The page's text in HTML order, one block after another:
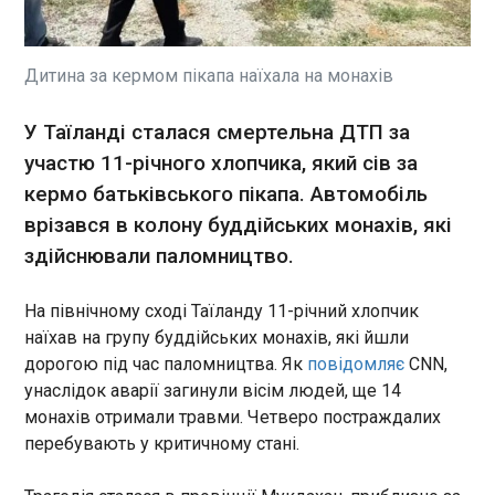
Азербайджану, Узбекистану та Туркменістану за
допомогою для забезпечення стабільних
поставок палива. Про це повідомило Міненерго
залежить від імпорту нафтопродуктів,
одержуючи понад 90% бензину ⁠з Росії, яка ‌з
кінця травня ‌зіткнулася з дефіцитом палива
через скорочення виробництва на тлі атак на
НПЗ.
ЧИТАТЬ
Рекордна за 20 років кількість росіян
заявила про падіння рівня життя
15:51:15
досягла максимуму за 20 років спостережень.
Це показало опитування дослідницької служби
Gallup, пише The Moscow Times в четвер, 2
липня. На даний момент про зниження життєвих
стандартів повідомляють 56% росіян - на 13
процентних пунктів більше, ніж роком раніше, на
22 п. п. більше, ніж у 2022 році, і втричі більше,
ЧИТАТЬ
дронів до України
Дитина за кермом пікапа наїхала на монахів
У Таїланді сталася смертельна ДТП за
участю 11-річного хлопчика, який сів за
кермо батьківського пікапа. Автомобіль
врізався в колону буддійських монахів, які
здійснювали паломництво.
На північному сході Таїланду 11-річний хлопчик
наїхав на групу буддійських монахів, які йшли
дорогою під час паломництва. Як повідомляє CNN,
унаслідок аварії загинули вісім людей, ще 14
монахів отримали травми. Четверо постраждалих
перебувають у критичному стані.